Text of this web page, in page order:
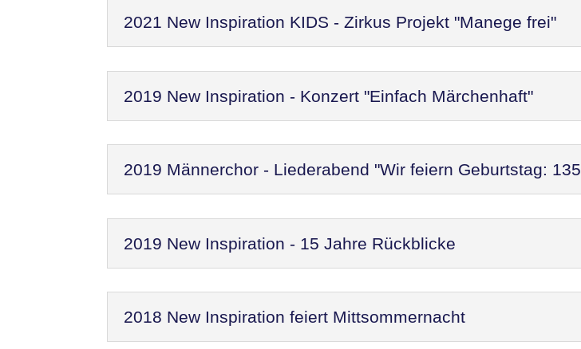
2021 New Inspiration KIDS - Zirkus Projekt "Manege frei"
2019 New Inspiration - Konzert "Einfach Märchenhaft"
2019 Männerchor - Liederabend "Wir feiern Geburtstag:
2019 New Inspiration - 15 Jahre Rückblicke
2018 New Inspiration feiert Mittsommernacht